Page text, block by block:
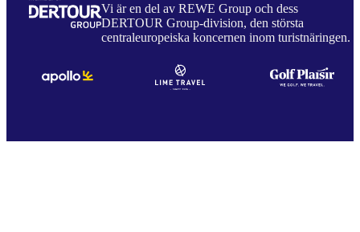
Vi är en del av REWE Group och dess
DERTOUR Group-division, den största
centraleuropeiska koncernen inom turistnäringen.